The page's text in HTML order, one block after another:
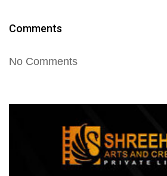
Comments
No Comments